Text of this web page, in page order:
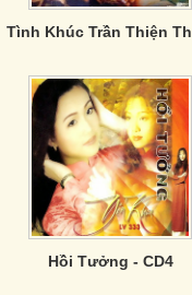
Hồi Tưởng - CD4